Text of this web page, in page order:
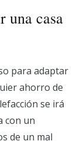
una casa
para adaptar
ahorro de
se irá
con un
de un mal